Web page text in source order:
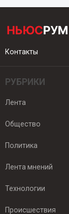
Контакты
РУБРИКИ
Лента
Общество
Политика
Лента мнений
Технологии
Происшествия